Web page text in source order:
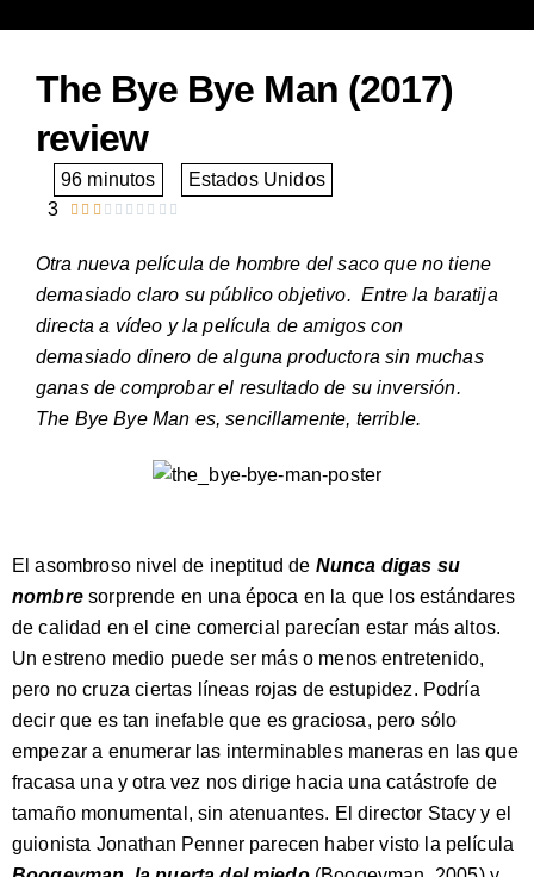
The Bye Bye Man (2017)
review
96 minutos
Estados Unidos
3
         Valorado
3
de
10
Otra nueva película de hombre del saco que no tiene
demasiado claro su público objetivo. Entre la baratija
directa a vídeo y la película de amigos con
demasiado dinero de alguna productora sin muchas
ganas de comprobar el resultado de su inversión.
The Bye Bye Man es, sencillamente, terrible.
El asombroso nivel de ineptitud de Nunca digas su
nombresorprende en una época en la que los estándares
de calidad en el cine comercial parecían estar más altos.
Un estreno medio puede ser más o menos entretenido,
pero no cruza ciertas líneas rojas de estupidez. Podría
decir que es tan inefable que es graciosa, pero sólo
empezar a enumerar las interminables maneras en las que
fracasa una y otra vez nos dirige hacia una catástrofe de
tamaño monumental, sin atenuantes. El director Stacy y el
guionista Jonathan Penner parecen haber visto la película